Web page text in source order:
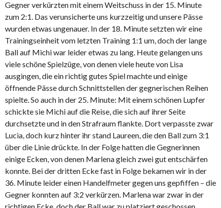
Gegner verkürzten mit einem Weitschuss in der 15. Minute
zum 2:1. Das verunsicherte uns kurzzeitig und unsere Pässe
wurden etwas ungenauer. In der 18. Minute setzten wir eine
Trainingseinheit vom letzten Training 1:1 um, doch der lange
Ball auf Michi war leider etwas zu lang. Heute gelangen uns
viele schöne Spielzüge, von denen viele heute von Lisa
ausgingen, die ein richtig gutes Spiel machte und einige
öffnende Pässe durch Schnittstellen der gegnerischen Reihen
spielte. So auch in der 25. Minute: Mit einem schönen Lupfer
schickte sie Michi auf die Reise, die sich auf ihrer Seite
durchsetzte und in den Strafraum flankte. Dort verpasste zwar
Lucia, doch kurz hinter ihr stand Laureen, die den Ball zum 3:1
über die Linie drückte. In der Folge hatten die Gegnerinnen
einige Ecken, von denen Marlena gleich zwei gut entschärfen
konnte. Bei der dritten Ecke fast in Folge bekamen wir in der
36. Minute leider einen Handelfmeter gegen uns gepfiffen – die
Gegner konnten auf 3:2 verkürzen. Marlena war zwar in der